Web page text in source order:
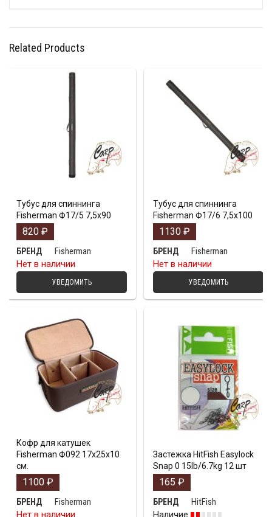
Related Products
Тубус для спиннинга
Fisherman Ф17/5 7,5х90
820 ₽
БРЕНД
Fisherman
Нет в наличии
УВЕДОМИТЬ
Тубус для спиннинга
Fisherman Ф17/6 7,5х100
1130 ₽
БРЕНД
Fisherman
Нет в наличии
УВЕДОМИТЬ
Кофр для катушек
Fisherman Ф092 17х25х10
см.
1100 ₽
БРЕНД
Fisherman
Застежка HitFish Easylock
Snap 0 15lb/6.7kg 12 шт
165 ₽
БРЕНД
HitFish